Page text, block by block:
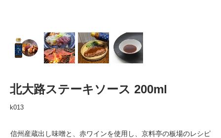
北大路ステーキソース 200ml
k013
信州産蔵出し味噌と、赤ワインを使用し、京料亭の板場のレシピ